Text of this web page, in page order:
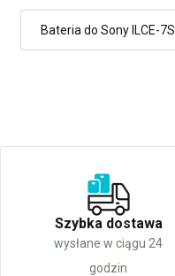
Bateria do Sony ILCE-7S
Szybka dostawa
wysłane w ciągu 24
godzin